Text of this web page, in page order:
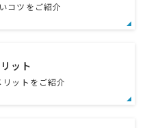
コツをご紹介
ット
ットをご紹介